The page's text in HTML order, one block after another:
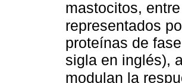
mastocitos,
representados
proteínas de
sigla en inglés),
modulan la